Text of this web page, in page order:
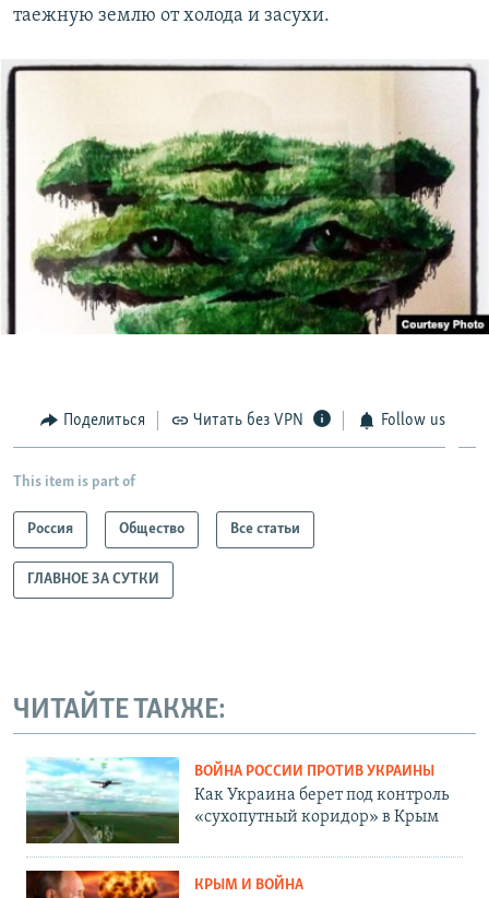
таежную землю от холода и засухи.
Поделиться Читать без VPN Follow us
This item is part of
Россия Общество Все статьи
ГЛАВНОЕ ЗА СУТКИ
ЧИТАЙТЕ ТАКЖЕ:
ВОЙНА РОССИИ ПРОТИВ УКРАИНЫ
Как Украина берет под контроль
«сухопутный коридор» в Крым
КРЫМ И ВОЙНА